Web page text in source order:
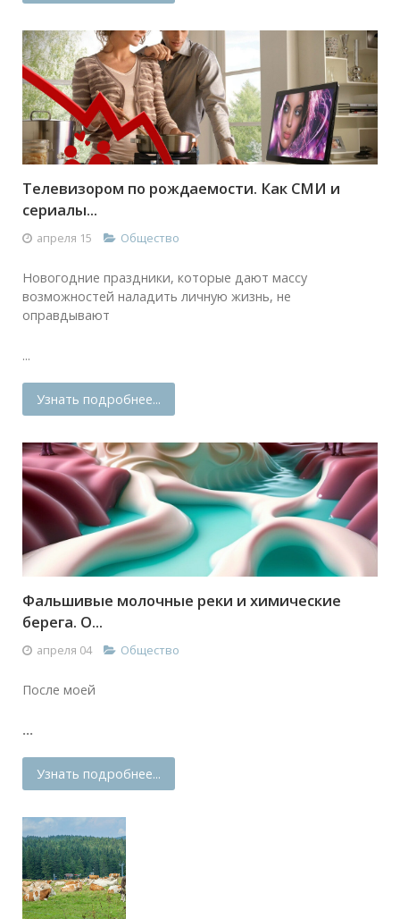
Телевизором по рождаемости. Как СМИ и
сериалы...
апреля 15 Общество
Новогодние праздники, которые дают массу
возможностей наладить личную жизнь, не
оправдывают
...
Узнать подробнее...
Фальшивые молочные реки и химические
берега. О...
апреля 04 Общество
После моей
...
Узнать подробнее...